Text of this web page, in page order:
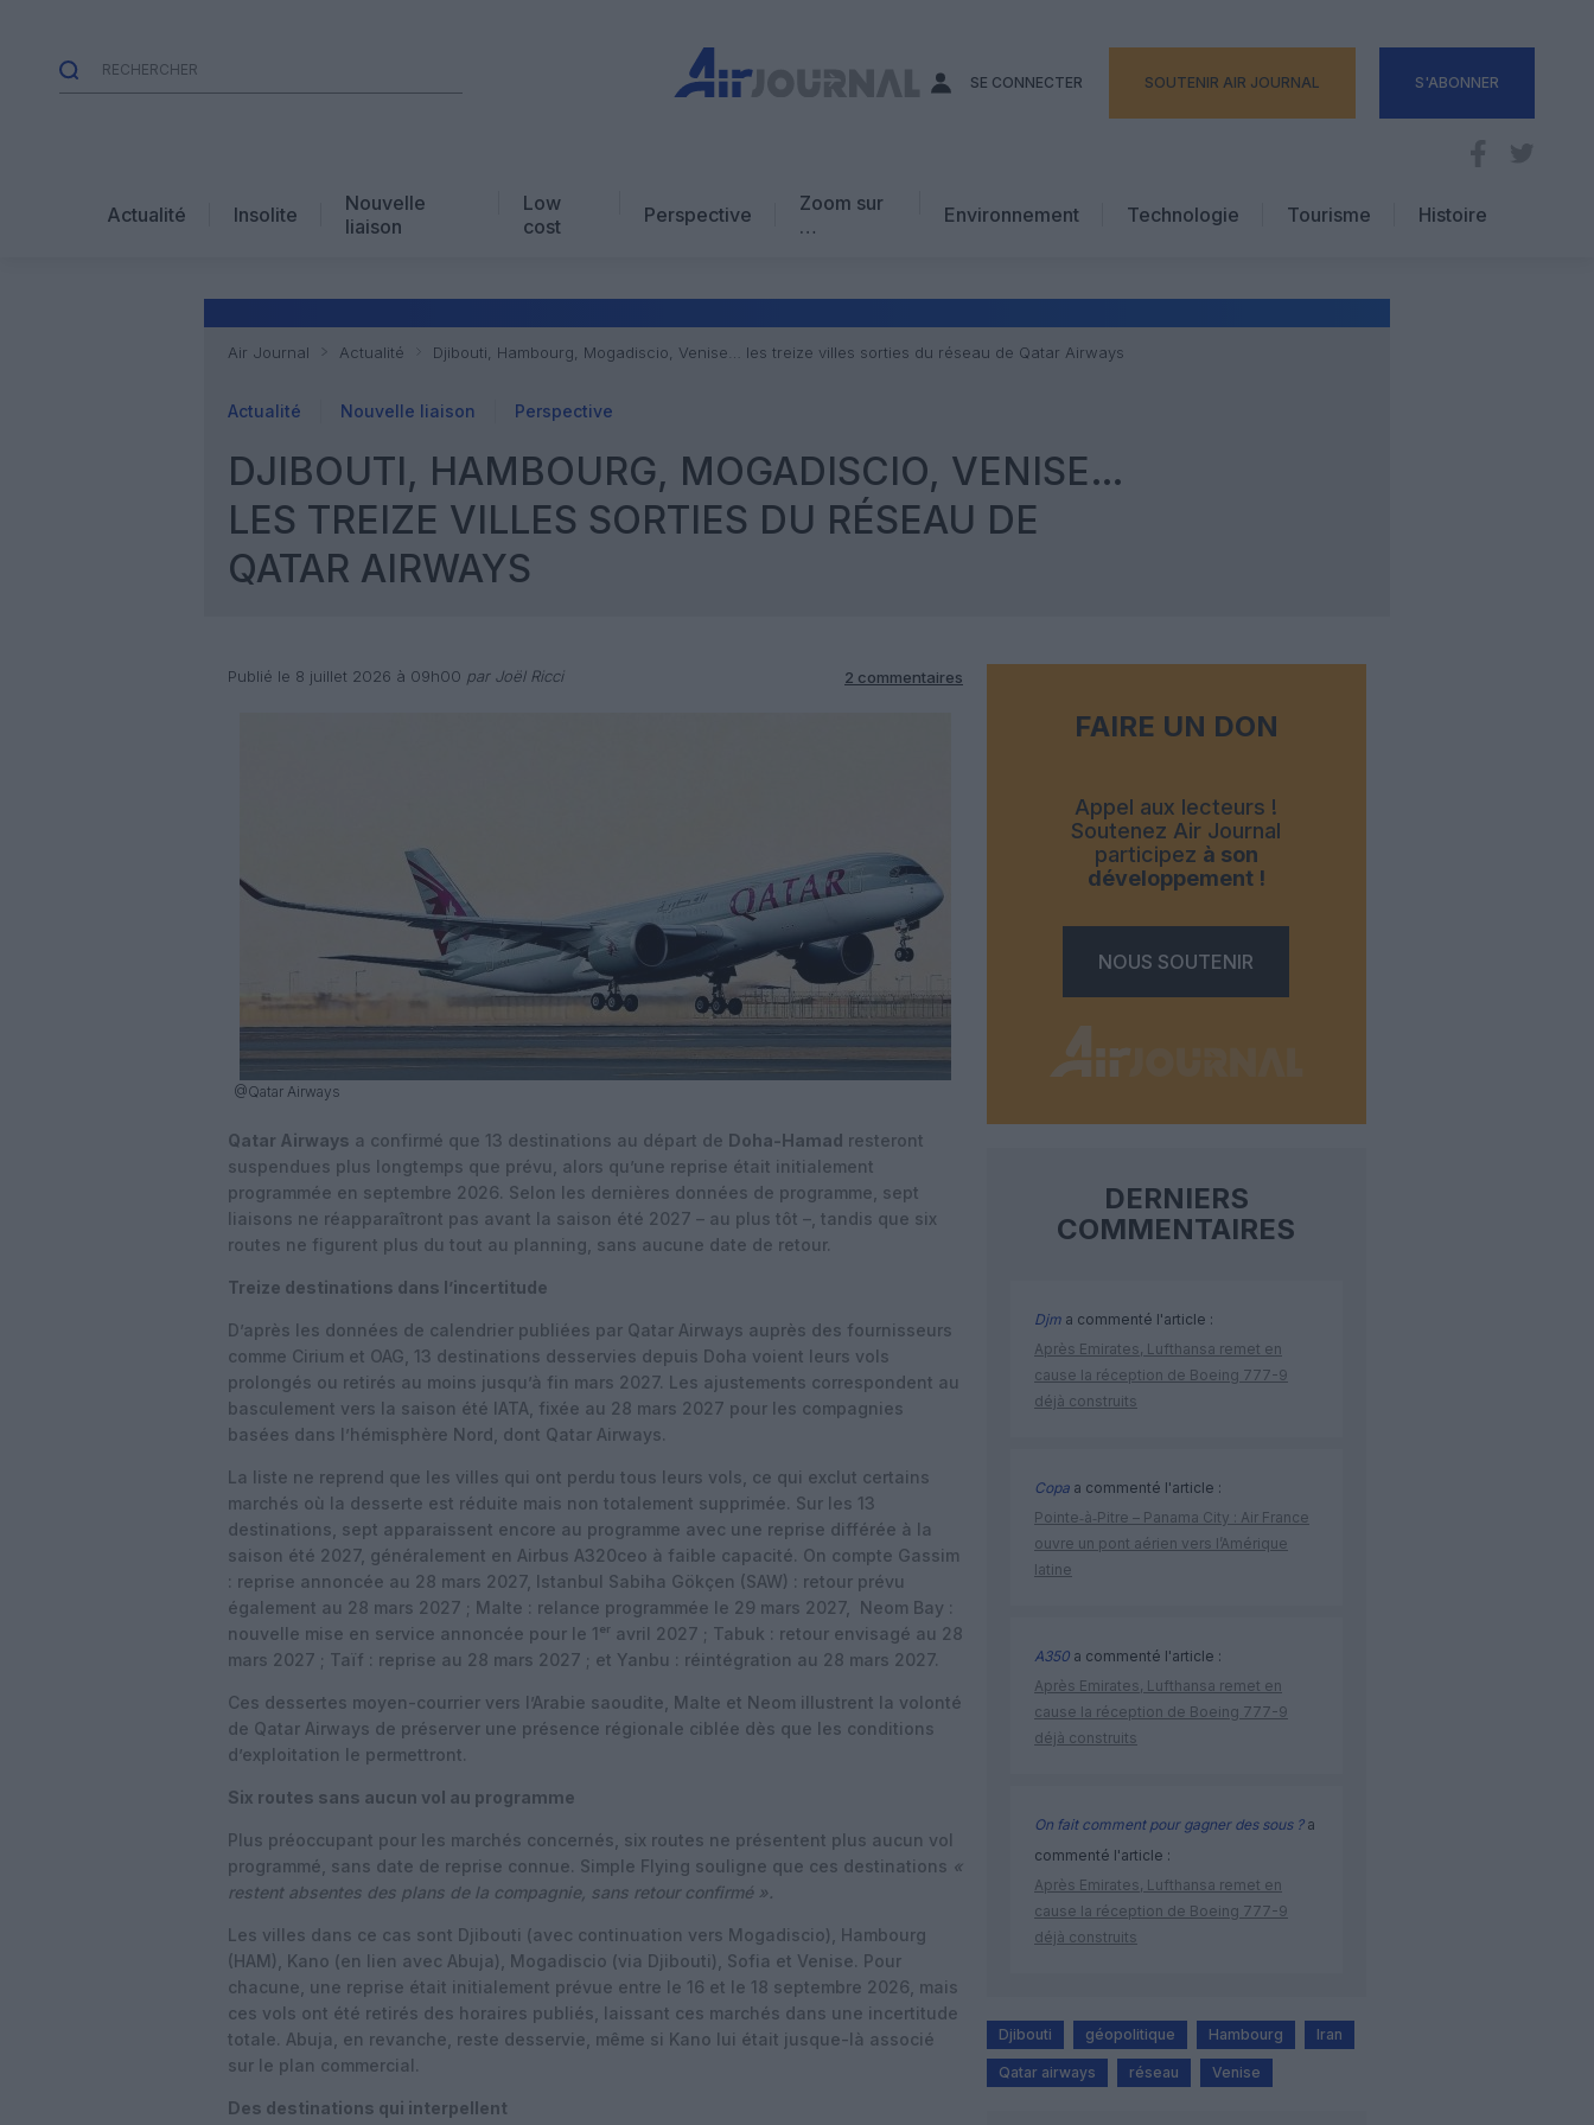
SE CONNECTER SOUTENIR AIR JOURNAL S'ABONNER
Actualité Insolite
Nouvelle
liaison
Low
cost
Perspective
Zoom sur
…
Avis d’expert
Environnement Technologie
Tourisme
Hôtellerie
Histoire
Air Journal Actualité Djibouti, Hambourg, Mogadiscio, Venise… les treize villes sorties du réseau de Qatar Airways
Actualité Nouvelle liaison Perspective
DJIBOUTI, HAMBOURG, MOGADISCIO, VENISE…
LES TREIZE VILLES SORTIES DU RÉSEAU DE
QATAR AIRWAYS
Publié le 8 juillet 2026 à 09h00 par Joël Ricci 2 commentaires
@Qatar Airways
Qatar Airways a confirmé que 13 destinations au départ de Doha-Hamad resteront
suspendues plus longtemps que prévu, alors qu’une reprise était initialement
programmée en septembre 2026. Selon les dernières données de programme, sept
liaisons ne réapparaîtront pas avant la saison été 2027 – au plus tôt –, tandis que six
routes ne figurent plus du tout au planning, sans aucune date de retour.
Treize destinations dans l’incertitude
D’après les données de calendrier publiées par Qatar Airways auprès des fournisseurs
comme Cirium et OAG, 13 destinations desservies depuis Doha voient leurs vols
prolongés ou retirés au moins jusqu’à fin mars 2027. Les ajustements correspondent au
basculement vers la saison été IATA, fixée au 28 mars 2027 pour les compagnies
basées dans l’hémisphère Nord, dont Qatar Airways.
La liste ne reprend que les villes qui ont perdu tous leurs vols, ce qui exclut certains
marchés où la desserte est réduite mais non totalement supprimée. Sur les 13
destinations, sept apparaissent encore au programme avec une reprise différée à la
saison été 2027, généralement en Airbus A320ceo à faible capacité. On compte Gassim
: reprise annoncée au 28 mars 2027, Istanbul Sabiha Gökçen (SAW) : retour prévu
également au 28 mars 2027 ; Malte : relance programmée le 29 mars 2027, Neom Bay :
nouvelle mise en service annoncée pour le 1ᵉʳ avril 2027 ; Tabuk : retour envisagé au 28
mars 2027 ; Taïf : reprise au 28 mars 2027 ; et Yanbu : réintégration au 28 mars 2027.
Ces dessertes moyen-courrier vers l’Arabie saoudite, Malte et Neom illustrent la volonté
de Qatar Airways de préserver une présence régionale ciblée dès que les conditions
d’exploitation le permettront.
Six routes sans aucun vol au programme
Plus préoccupant pour les marchés concernés, six routes ne présentent plus aucun vol
programmé, sans date de reprise connue. Simple Flying souligne que ces destinations «
restent absentes des plans de la compagnie, sans retour confirmé ».
Les villes dans ce cas sont Djibouti (avec continuation vers Mogadiscio), Hambourg
(HAM), Kano (en lien avec Abuja), Mogadiscio (via Djibouti), Sofia et Venise. Pour
chacune, une reprise était initialement prévue entre le 16 et le 18 septembre 2026, mais
ces vols ont été retirés des horaires publiés, laissant ces marchés dans une incertitude
totale. Abuja, en revanche, reste desservie, même si Kano lui était jusque-là associé
sur le plan commercial.
Des destinations qui interpellent
FAIRE UN DON
Appel aux lecteurs !
Soutenez Air Journal
participez à son
développement !
NOUS SOUTENIR
DERNIERS
COMMENTAIRES
Djm a commenté l'article :
Après Emirates, Lufthansa remet en
cause la réception de Boeing 777-9
déjà construits
Copa a commenté l'article :
Pointe‑à‑Pitre – Panama City : Air France
ouvre un pont aérien vers l’Amérique
latine
A350 a commenté l'article :
Après Emirates, Lufthansa remet en
cause la réception de Boeing 777-9
déjà construits
On fait comment pour gagner des sous ?a
commenté l'article :
Après Emirates, Lufthansa remet en
cause la réception de Boeing 777-9
déjà construits
Djibouti géopolitique Hambourg Iran
Qatar airways réseau Venise